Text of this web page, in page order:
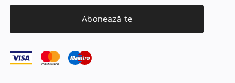
Abonează-te